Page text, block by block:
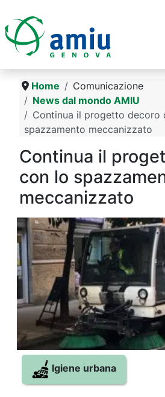
Home
Comunicazione
News dal mondo AMIU
Continua il progetto decoro
spazzamento meccanizzato
Continua il
con lo
meccanizzato
Igiene urbana